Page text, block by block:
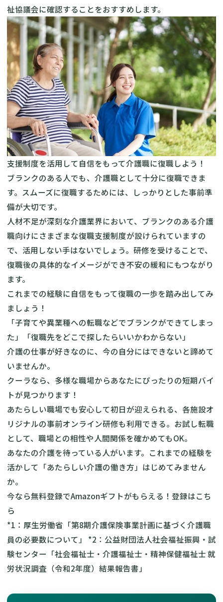
祉協議会に確認することをおすすめします。
支援制度を活用して自信をもって介護職に復職しよう！
ブランクのある人でも、介護職として十分に復職できま
す。スムーズに復職するためには、しっかりとした事前準
備が大切です。
人材不足が深刻な介護業界において、ブランクのある介護
職向けにさまざまな復職支援制度が設けられていますの
で、活用しない手はないでしょう。研修を受けることで、
復職後の具体的なイメージができ不安の緩和にもつながり
ます。
これまでの経験に自信をもって復職の一歩を踏み出してみ
ましょう！
「子育てや異業種への転職などでブランクができてしまっ
た」「復職先をどこで探したらいいかわからない」
介護の仕事が好きなのに、今の自分にはできないと諦めて
いませんか。
クーラなら、多様な職場からあなたにぴったりの短期バイ
トが見つかります！
あたらしい職場でも安心して初日が迎えられる、各施設オ
リジナルの事前オンライン研修も利用できる。お試し転職
として、職場との相性や人間関係を確かめてもOK。
あなたの介護を待っている人がいます。これまでの経験を
活かして「あたらしい介護の働き方」はじめてみません
か。
今なら無料登録でAmazonギフトがもらえる！ 登録はこち
ら
*1： 厚生労働省「第8期介護保険事業計画に基づく介護職
員の必要数について」
*2： 公益財団法人社会福祉振興・試
験センター「社会福祉士・介護福祉士・精神保健福祉士 就
労状況調査（令和2年度）結果報告書」